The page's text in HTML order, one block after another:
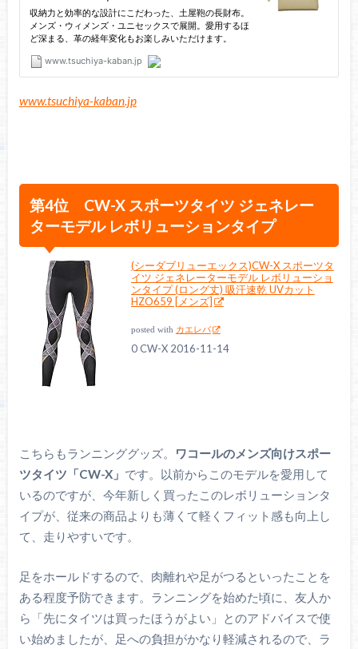
www.tsuchiya-kaban.jp
第4位 CW-X スポーツタイツ ジェネレー
ターモデル レボリューションタイプ
(シーダブリューエックス)CW-X スポーツタ
イツ ジェネレーターモデル レボリューショ
ンタイプ (ロング丈) 吸汗速乾 UVカット
HZO659 [メンズ]
posted with カエレバ
0 CW-X 2016-11-14
こちらもランニンググッズ。
ワコールのメンズ向けスポー
ツタイツ「CW-X」 です。以前からこのモデルを愛用して
いるのですが、今年新しく買ったこのレボリューションタ
イプが、従来の商品よりも薄くて軽くフィット感も向上し
て、走りやすいです。
足をホールドするので、肉離れや足がつるといったことを
ある程度予防できます。ランニングを始めた頃に、友人か
ら「先にタイツは買ったほうがよい」とのアドバイスで使
い始めましたが、足への負担がかなり軽減されるので、ラ